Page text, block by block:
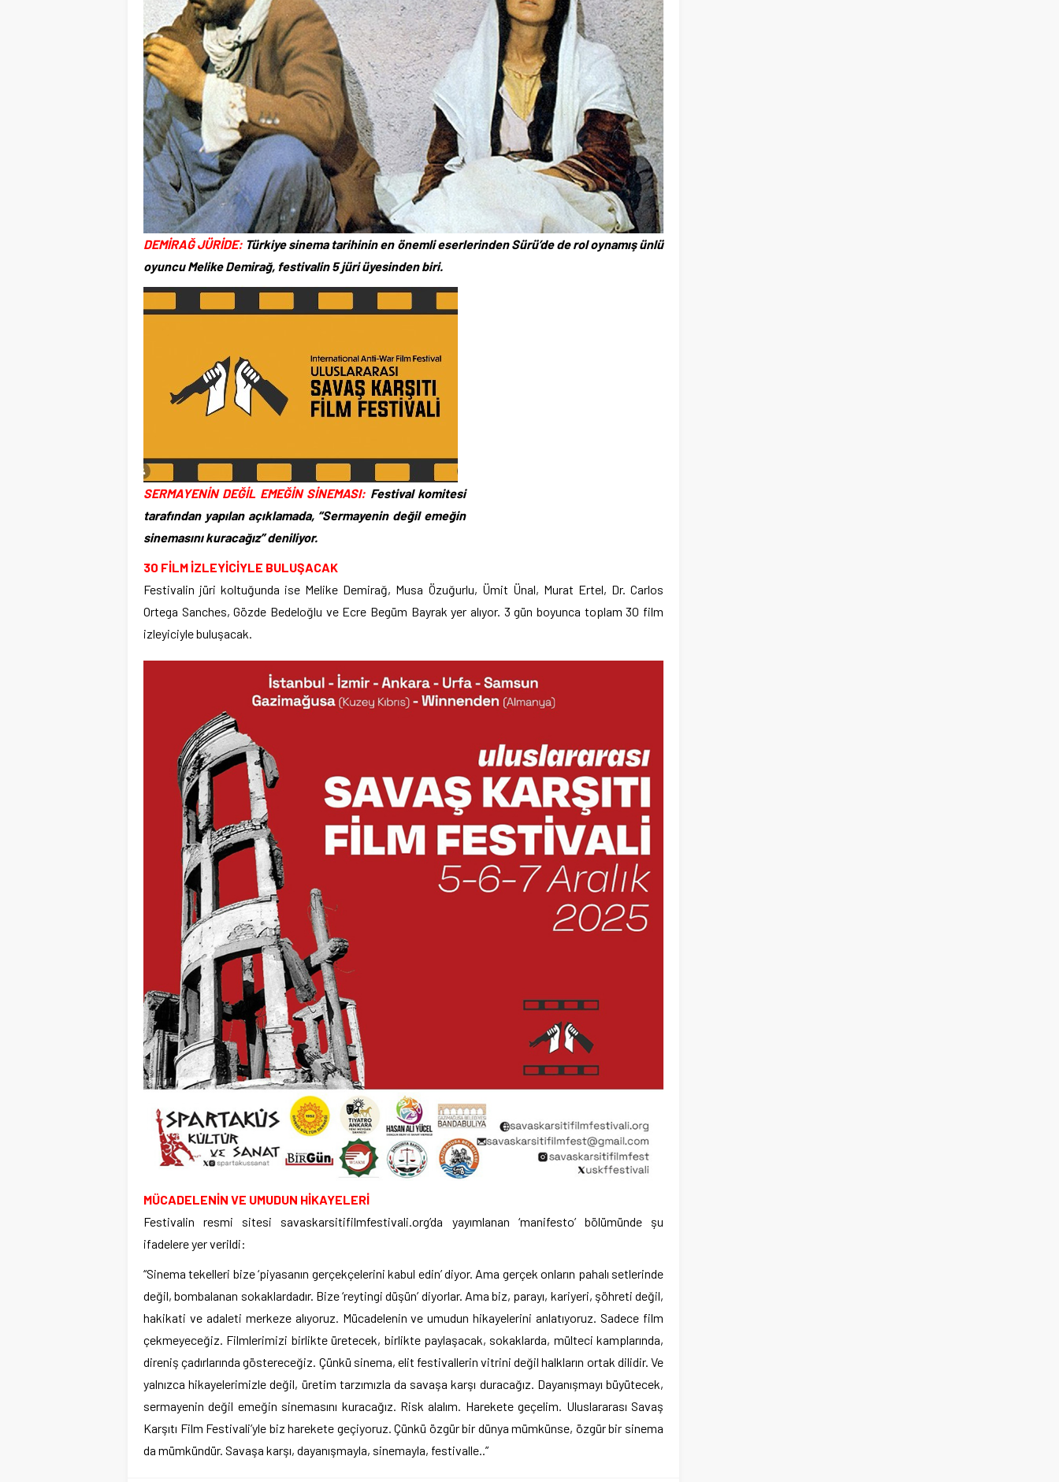
DEMİRAĞ JÜRİDE: Türkiye sinema tarihinin en önemli eserlerinden Sürü’de de rol oynamış ünlü
oyuncu Melike Demirağ, festivalin 5 jüri üyesinden biri.
SERMAYENİN DEĞİL EMEĞİN SİNEMASI: Festival komitesi
tarafından yapılan açıklamada, “Sermayenin değil emeğin
sinemasını kuracağız” deniliyor.
30 FİLM İZLEYİCİYLE BULUŞACAK
Festivalin jüri koltuğunda ise Melike Demirağ, Musa Özuğurlu, Ümit Ünal, Murat Ertel, Dr. Carlos
Ortega Sanches, Gözde Bedeloğlu ve Ecre Begüm Bayrak yer alıyor. 3 gün boyunca toplam 30 film
izleyiciyle buluşacak.
MÜCADELENİN VE UMUDUN HİKAYELERİ
Festivalin resmi sitesi savaskarsitifilmfestivali.org’da yayımlanan ‘manifesto’ bölümünde şu
ifadelere yer verildi:
“Sinema tekelleri bize ‘piyasanın gerçekçelerini kabul edin’ diyor. Ama gerçek onların pahalı setlerinde
değil, bombalanan sokaklardadır. Bize ‘reytingi düşün’ diyorlar. Ama biz, parayı, kariyeri, şöhreti değil,
hakikati ve adaleti merkeze alıyoruz. Mücadelenin ve umudun hikayelerini anlatıyoruz. Sadece film
çekmeyeceğiz. Filmlerimizi birlikte üretecek, birlikte paylaşacak, sokaklarda, mülteci kamplarında,
direniş çadırlarında göstereceğiz. Çünkü sinema, elit festivallerin vitrini değil halkların ortak dilidir. Ve
yalnızca hikayelerimizle değil, üretim tarzımızla da savaşa karşı duracağız. Dayanışmayı büyütecek,
sermayenin değil emeğin sinemasını kuracağız. Risk alalım. Harekete geçelim. Uluslararası Savaş
Karşıtı Film Festivali’yle biz harekete geçiyoruz. Çünkü özgür bir dünya mümkünse, özgür bir sinema
da mümkündür. Savaşa karşı, dayanışmayla, sinemayla, festivalle..”